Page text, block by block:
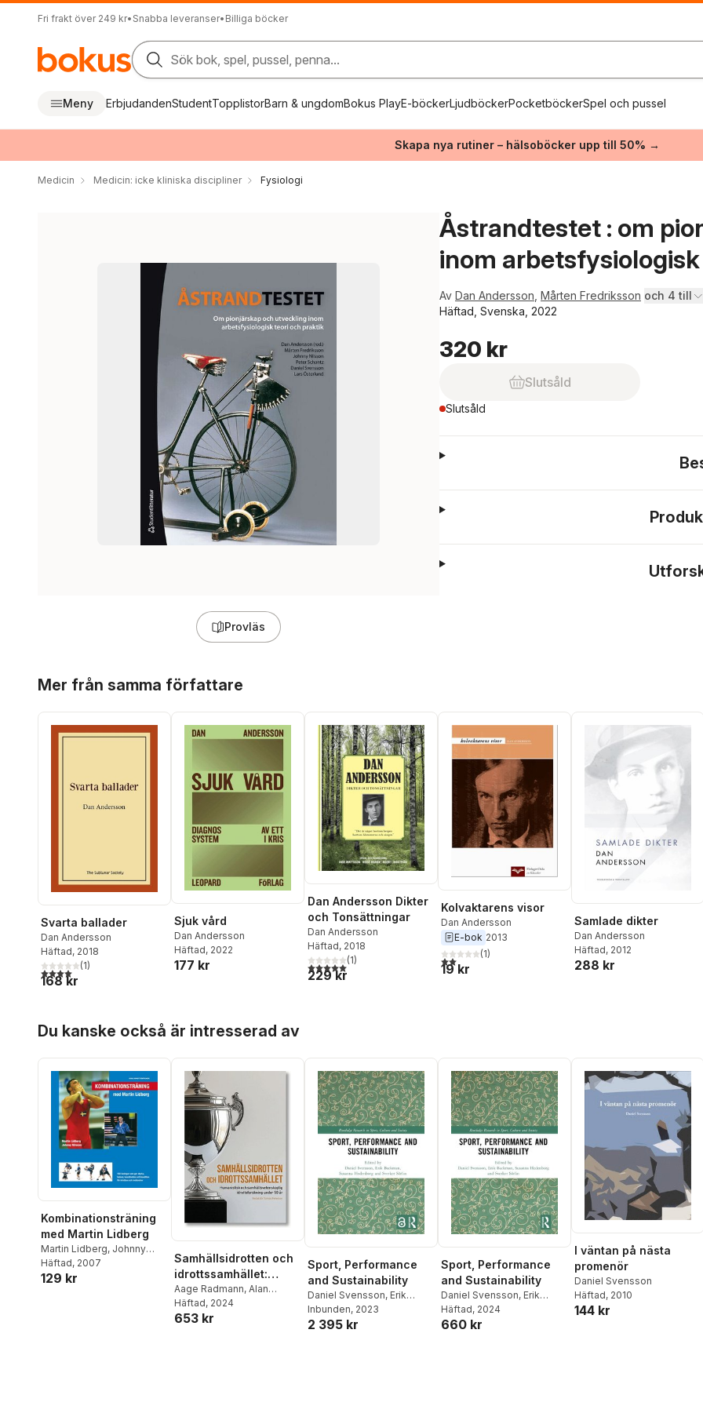
Fri frakt över 249 kr• Snabba leveranser• Billiga böcker
Sök bok, spel, pussel, penna...
Meny ErbjudandenStudentTopplistorBarn & ungdomBokus PlayE-böckerLjudböckerPocketböckerSpel och pussel
Skapa nya rutiner – hälsoböcker upp till 50% →
Medicin Medicin: icke kliniska discipliner Fysiologi
Provläs
Åstrandtestet : om
inom
Av Dan Andersson Mårten Fredriksson och 4 till
Häftad, Svenska, 2022
320 kr
Slutsåld
Slutsåld
Mer från samma författare
Svarta ballader
Dan Andersson
Häftad, 2018
4,0utav 5 stjärnor. Totalt antal röster:
(1)
168 kr
Sjuk vård
Dan Andersson
Häftad, 2022
177 kr
Dan Andersson Dikter
och Tonsättningar
Dan Andersson
Häftad, 2018
5,0utav 5 stjärnor. Totalt antal röster:
(1)
229 kr
Kolvaktarens visor
Dan Andersson
E-bok 2013
2,0utav 5 stjärnor. Totalt antal röster:
(1)
19 kr
Samlade dikter
Dan Andersson
Häftad, 2012
288 kr
Du kanske också är intresserad av
Kombinationsträning
med Martin Lidberg
Martin Lidberg, Johnny
Nilsson
Häftad, 2007
129 kr
Samhällsidrotten och
idrottssamhället:
Humanistisk och
samhällsvetenskaplig
idrottsforskning under
Aage Radmann, Alan
Bairner, Alexander
Jansson
Häftad, 2024
653 kr
Sport, Performance
and Sustainability
Daniel Svensson, Erik
Backman, Susanna
Hedenborg
Inbunden, 2023
2 395 kr
Sport, Performance
and Sustainability
Daniel Svensson, Erik
Backman,Susanna
Hedenborg
Häftad, 2024
660 kr
I väntan på nästa
promenör
Daniel Svensson
Häftad, 2010
144 kr